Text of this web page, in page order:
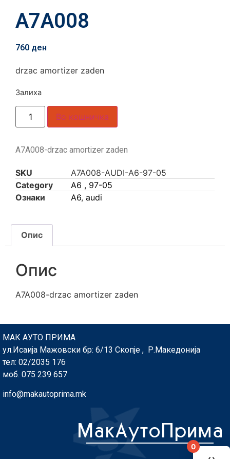
A7A008
760 ден
drzac amortizer zaden
Залиха
Во кошничка
A7A008-drzac amortizer zaden
SKU
A7A008-AUDI-A6-97-05
Category
A6 , 97-05
Ознаки
A6, audi
Опис
Опис
A7A008-drzac amortizer zaden
МАК АУТО ПРИМА
ул.Исаија Мажовски бр: 6/13 Скопје , Р.Македонија
тел: 02/2035 176
моб. 075 239 657
info@makautoprima.mk
0